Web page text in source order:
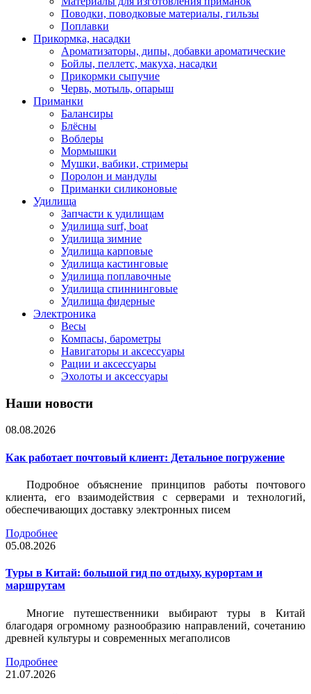
Поводки, поводковые материалы, гильзы
Поплавки
Прикормка, насадки
Ароматизаторы, дипы, добавки ароматические
Бойлы, пеллетс, макуха, насадки
Прикормки сыпучие
Червь, мотыль, опарыш
Приманки
Балансиры
Блёсны
Воблеры
Мормышки
Мушки, вабики, стримеры
Поролон и мандулы
Приманки силиконовые
Удилища
Запчасти к удилищам
Удилища surf, boat
Удилища зимние
Удилища карповые
Удилища кастинговые
Удилища поплавочные
Удилища спиннинговые
Удилища фидерные
Электроника
Весы
Компасы, барометры
Навигаторы и аксессуары
Рации и аксессуары
Эхолоты и аксессуары
Наши новости
08.08.2026
Как работает почтовый клиент: Детальное погружение
Подробное объяснение принципов работы почтового
клиента, его взаимодействия с серверами и технологий,
обеспечивающих доставку электронных писем
Подробнее
05.08.2026
Туры в Китай: большой гид по отдыху, курортам и
маршрутам
Многие путешественники выбирают туры в Китай
благодаря огромному разнообразию направлений, сочетанию
древней культуры и современных мегаполисов
Подробнее
21.07.2026